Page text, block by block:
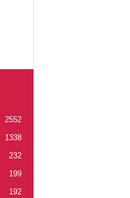
2552
1338
232
199
192